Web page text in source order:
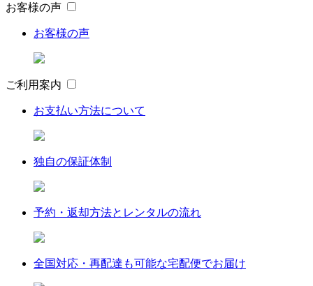
お客様の声
お客様の声
ご利用案内
お支払い方法について
独自の保証体制
予約・返却方法とレンタルの流れ
全国対応・再配達も可能な宅配便でお届け